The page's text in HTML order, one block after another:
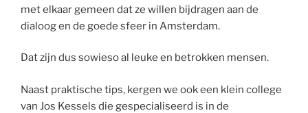
met elkaar gemeen dat ze willen bijdragen aan de
dialoog en de goede sfeer in Amsterdam.
Dat zijn dus sowieso al leuke en betrokken mensen.
Naast praktische tips, kergen we ook een klein college
van Jos Kessels die gespecialiseerd is in de